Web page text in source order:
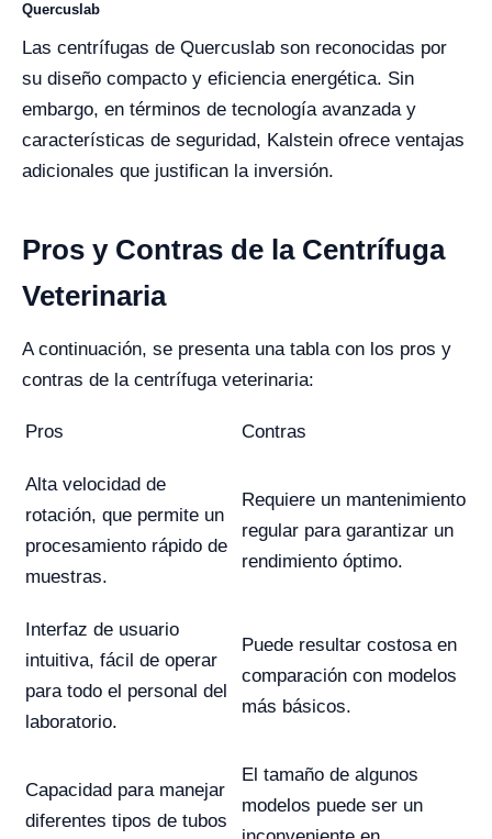
Quercuslab
Las centrífugas de Quercuslab son reconocidas por
su diseño compacto y eficiencia energética. Sin
embargo, en términos de tecnología avanzada y
características de seguridad, Kalstein ofrece ventajas
adicionales que justifican la inversión.
Pros y Contras de la Centrífuga
Veterinaria
A continuación, se presenta una tabla con los pros y
contras de la centrífuga veterinaria:
Pros Contras
Alta velocidad de
rotación, que permite un
procesamiento rápido de
muestras.
Requiere un mantenimiento
regular para garantizar un
rendimiento óptimo.
Interfaz de usuario
intuitiva, fácil de operar
para todo el personal del
laboratorio.
Puede resultar costosa en
comparación con modelos
más básicos.
Capacidad para manejar
diferentes tipos de tubos
El tamaño de algunos
modelos puede ser un